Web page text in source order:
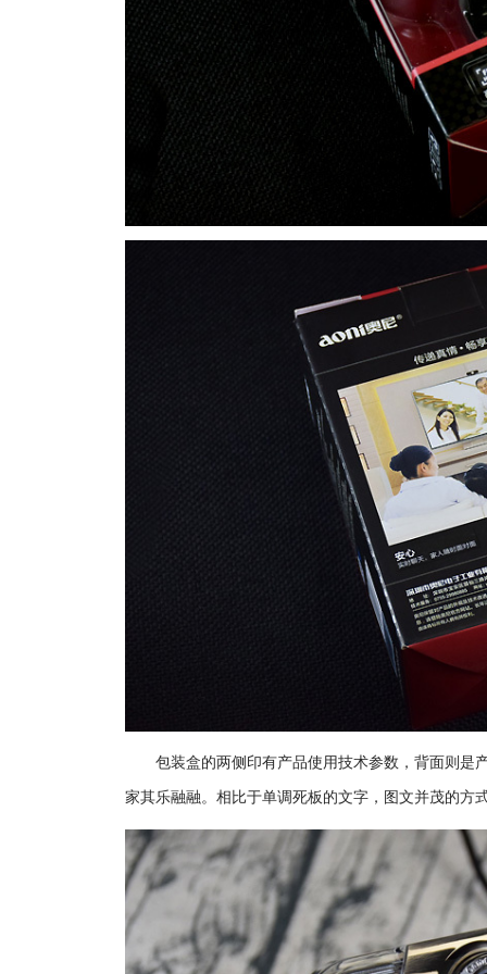
包装盒的两侧印有产品使用技术参数，背面则是
家其乐融融。相比于单调死板的文字，图文并茂的方